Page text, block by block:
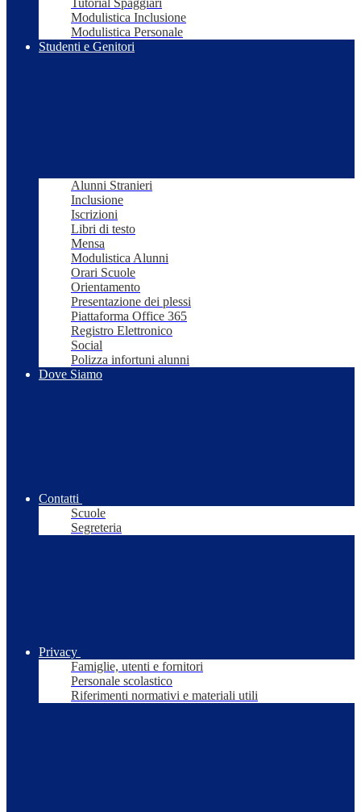
Tutorial Spaggiari
Modulistica Inclusione
Modulistica Personale
Studenti e Genitori
Alunni Stranieri
Inclusione
Iscrizioni
Libri di testo
Mensa
Modulistica Alunni
Orari Scuole
Orientamento
Presentazione dei plessi
Piattaforma Office 365
Registro Elettronico
Social
Polizza infortuni alunni
Dove Siamo
Contatti
Scuole
Segreteria
Privacy
Famiglie, utenti e fornitori
Personale scolastico
Riferimenti normativi e materiali utili